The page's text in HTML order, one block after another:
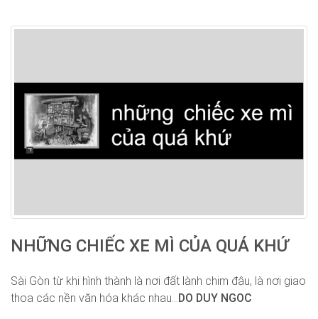
NHỮNG CHIẾC XE MÌ CỦA QUÁ KHỨ
Sài Gòn từ khi hình thành là nơi đất lành chim đậu, là nơi giao
thoa các nền văn hóa khác nhau...DO DUY NGOC